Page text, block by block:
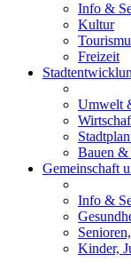
Info &
Kultur
Freizeit
Umwelt
Bauen &
Gemeinschaft
Info &
Kinder,